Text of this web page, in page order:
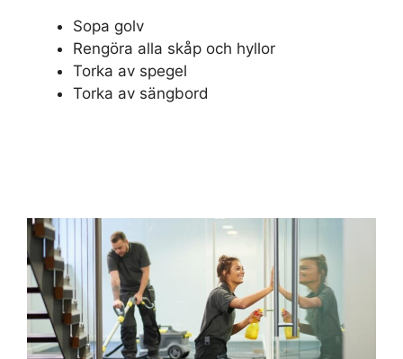
Sopa golv
Rengöra alla skåp och hyllor
Torka av spegel
Torka av sängbord